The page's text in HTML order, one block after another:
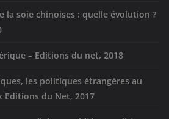
la soie chinoises : quelle évolution ?
– Editions du net, 2018
les politiques étrangères au
Editions du Net, 2017